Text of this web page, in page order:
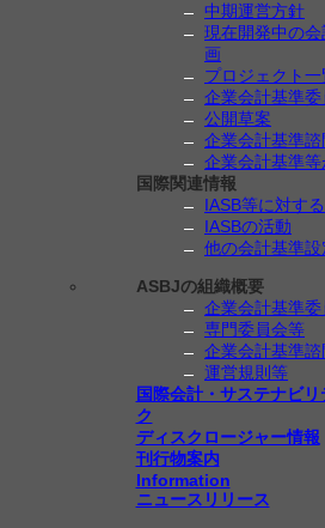
中期運営方針
現在開発中の
画
プロジェクト一
企業会計基準
公開草案
企業会計基準
企業会計基準
国際関連情報
IASB等に対す
IASBの活動
他の会計基準
ASBJの組織概要
企業会計基準委
専門委員会等
企業会計基準諮
運営規則等
国際会計・サステナビ
ク
ディスクロージャー情報
刊行物案内
Information
ニュースリリース